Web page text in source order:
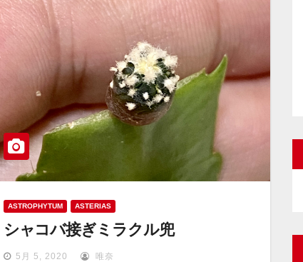
ASTROPHYTUM ASTERIAS
シャコバ接ぎミラクル兜
5月 5, 2020 唯奈